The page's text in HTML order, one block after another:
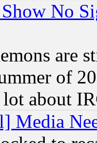
No
are
of
about
Media